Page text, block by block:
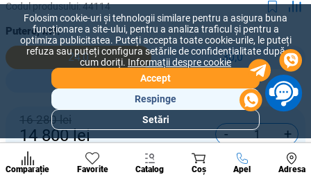
Codul produsului:44114
Putere, kW:
24,0
30,0
16 280 lei
14 800lei - +
Cumpără acum
Comparație Favorite Catalog Coș Apel Adresa
A suna
Secțiuni
populare
de
Folosim cookie-uri și tehnologii similare pentru a asigura buna
funcționare a site-ului, pentru a analiza traficul și pentru a
optimiza publicitatea. Puteți accepta toate cookie-urile, le puteți
refuza sau puteți configura setările de confidențialitate după
cum doriți. Informații despre cookie
Accept
Respinge
Setări